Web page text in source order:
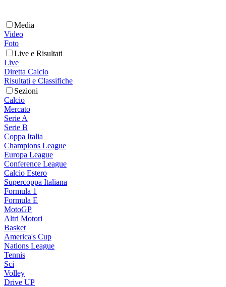
Media
Video
Foto
Live e Risultati
Live
Diretta Calcio
Risultati e Classifiche
Sezioni
Calcio
Mercato
Serie A
Serie B
Coppa Italia
Champions League
Europa League
Conference League
Calcio Estero
Supercoppa Italiana
Formula 1
Formula E
MotoGP
Altri Motori
Basket
America's Cup
Nations League
Tennis
Sci
Volley
Drive UP